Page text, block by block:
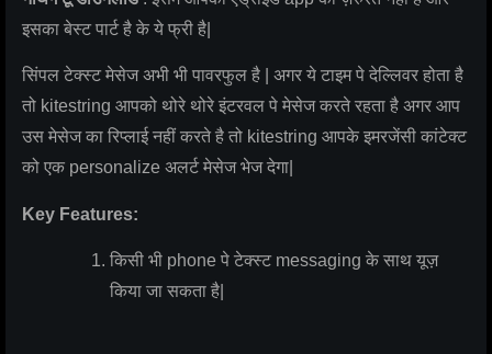
इसका बेस्ट पार्ट है के ये फ्री है|
सिंपल टेक्स्ट मेसेज अभी भी पावरफुल है | अगर ये टाइम पे देल्लिवर होता है
तो kitestring आपको थोरे थोरे इंटरवल पे मेसेज करते रहता है अगर आप
उस मेसेज का रिप्लाई नहीं करते है तो kitestring आपके इमरजेंसी कांटेक्ट
को एक personalize अलर्ट मेसेज भेज देगा|
Key Features:
किसी भी phone पे टेक्स्ट messaging के साथ यूज़
किया जा सकता है|